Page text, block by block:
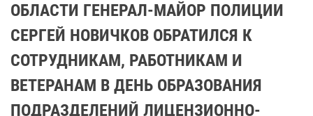
ОБЛАСТИ ГЕНЕРАЛ-МАЙОР ПОЛИЦИИ
СЕРГЕЙ НОВИЧКОВ ОБРАТИЛСЯ К
СОТРУДНИКАМ, РАБОТНИКАМ И
ВЕТЕРАНАМ В ДЕНЬ ОБРАЗОВАНИЯ
ПОДРАЗДЕЛЕНИЙ ЛИЦЕНЗИОННО-